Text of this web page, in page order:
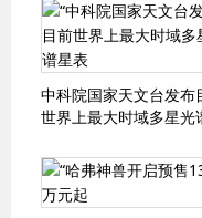
中科院国家天文台发布
世界上最大时域多星光